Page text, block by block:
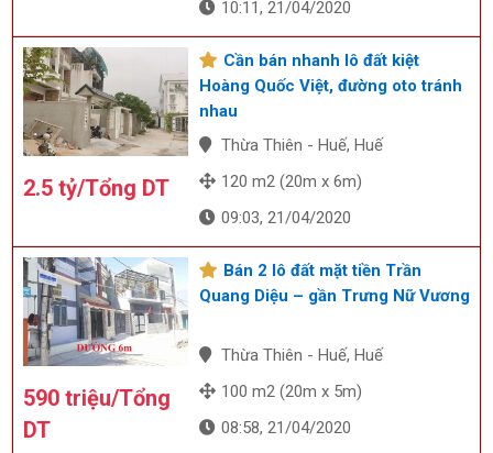
10:11, 21/04/2020
2.5 tỷ/Tổng DT
Cần bán nhanh lô đất kiệt
Hoàng Quốc Việt, đường oto tránh
nhau
Thừa Thiên - Huế, Huế
120 m2 (20m x 6m)
09:03, 21/04/2020
590 triệu/Tổng
DT
Bán 2 lô đất mặt tiền Trần
Quang Diệu – gần Trưng Nữ Vương
Thừa Thiên - Huế, Huế
100 m2 (20m x 5m)
08:58, 21/04/2020